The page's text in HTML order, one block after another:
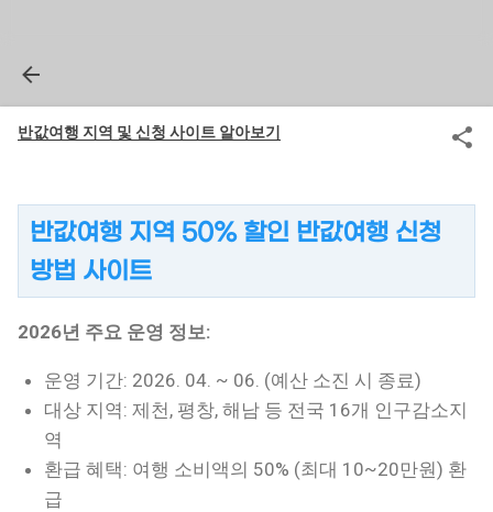
반값여행 지역 및 신청 사이트 알아보기
반값여행 지역 50% 할인 반값여행 신청
방법 사이트
2026년 주요 운영 정보:
운영 기간: 2026. 04. ~ 06. (예산 소진 시 종료)
대상 지역: 제천, 평창, 해남 등 전국 16개 인구감소지
역
환급 혜택: 여행 소비액의 50% (최대 10~20만원) 환
급